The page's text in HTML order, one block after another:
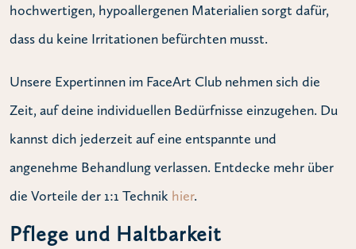
hochwertigen, hypoallergenen Materialien sorgt dafür,
dass du keine Irritationen befürchten musst.
Unsere Expertinnen im FaceArt Club nehmen sich die
Zeit, auf deine individuellen Bedürfnisse einzugehen. Du
kannst dich jederzeit auf eine entspannte und
angenehme Behandlung verlassen. Entdecke mehr über
die Vorteile der 1:1 Technik hier.
Pflege und Haltbarkeit